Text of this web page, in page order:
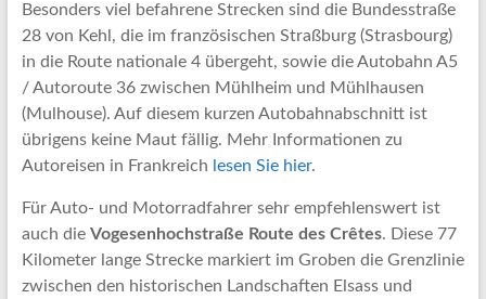
Besonders viel befahrene Strecken sind die Bundesstraße
28 von Kehl, die im französischen Straßburg (Strasbourg)
in die Route nationale 4 übergeht, sowie die Autobahn A5
/ Autoroute 36 zwischen Mühlheim und Mühlhausen
(Mulhouse). Auf diesem kurzen Autobahnabschnitt ist
übrigens keine Maut fällig. Mehr Informationen zu
Autoreisen in Frankreich lesen Sie hier.
Für Auto- und Motorradfahrer sehr empfehlenswert ist
auch die Vogesenhochstraße Route des Crêtes. Diese 77
Kilometer lange Strecke markiert im Groben die Grenzlinie
zwischen den historischen Landschaften Elsass und